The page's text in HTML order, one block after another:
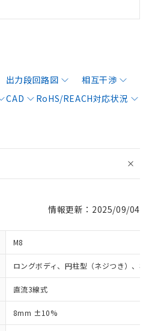
出力段回路図
相互干渉
CAD
RoHS/REACH対応状況
情報更新：2025/09/04
M8
ロングボディ、円柱型（ネジつき）、非
直流3線式
8mm ±10%